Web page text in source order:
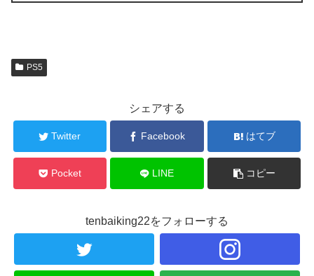
PS5
シェアする
Twitter Facebook はてブ
Pocket LINE コピー
tenbaiking22をフォローする